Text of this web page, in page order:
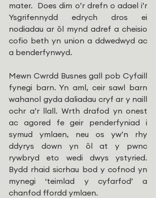
mater.  Does dim o’r drefn o adael i’r
Ysgrifennydd edrych dros ei
nodiadau ar ôl mynd adref a cheisio
cofio beth yn union a ddwedwyd ac
a benderfynwyd.
Mewn Cwrdd Busnes gall pob Cyfaill
fynegi barn. Yn aml, ceir sawl barn
wahanol gyda daliadau cryf ar y naill
ochr a’r llall. Wrth drafod yn onest
ac agored fe geir penderfyniad i
symud ymlaen, neu os yw’n rhy
ddyrys down yn ôl at y pwnc
rywbryd eto wedi dwys ystyried.
Bydd rhaid sicrhau bod y cofnod yn
mynegi ‘teimlad y cyfarfod’ a
chanfod ffordd ymlaen.